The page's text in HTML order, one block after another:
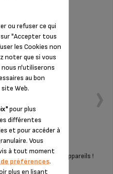
vibration de vos appareils !
ou refuser ce qui
"Accepter tous
les Cookies non
noter que si vous
nous n'utiliserons
au bon
Web.
pour plus
différentes
et pour accéder à
Vous
à tout moment
préférences.
plus en lisant